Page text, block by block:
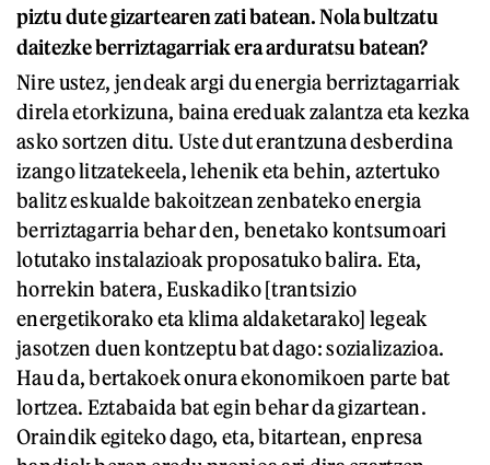
piztu dute gizartearen zati batean. Nola bultzatu
daitezke berriztagarriak era arduratsu batean?
Nire ustez, jendeak argi du energia berriztagarriak
direla etorkizuna, baina ereduak zalantza eta kezka
asko sortzen ditu. Uste dut erantzuna desberdina
izango litzatekeela, lehenik eta behin, aztertuko
balitz eskualde bakoitzean zenbateko energia
berriztagarria behar den, benetako kontsumoari
lotutako instalazioak proposatuko balira. Eta,
horrekin batera, Euskadiko [trantsizio
energetikorako eta klima aldaketarako] legeak
jasotzen duen kontzeptu bat dago: sozializazioa.
Hau da, bertakoek onura ekonomikoen parte bat
lortzea. Eztabaida bat egin behar da gizartean.
Oraindik egiteko dago, eta, bitartean, enpresa